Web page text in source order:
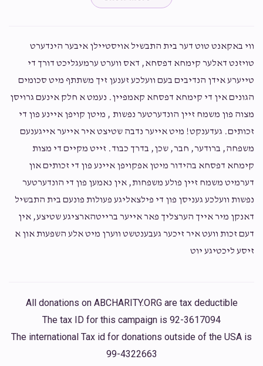
2 years ago $26.00
Hershy Lefkowitz אברהם דוד לאקס שיינדל לאקס
2 years ago $15.00
Yanky Mittelman אברהם דוד לאקס שיינדל לאקס
2 years ago $26.00
$18.00
ווי באקאנט טוט דער בית התבשיל אויסטיילן איבער הינדערט
טויזנט דאלער קימחא דפסחא, דאס ווערט ערמעגליכט דורך די
טייערע אידן הנדיבים בעם וועלכע זענען זיך משתתף מיט סכומים
הגונים אין די קימחא דפסחא קאמפיין. נעמט א חלק אינעם גרויסן
מצוה פון משמח זיין הונדערטער נפשות , מיטן קויפן איינע פון די
זכותים. געדענקט! מיט אייער נדבה שטיצט איר אייער אייגענעם
משפחה, ברודער, חבר, שכן, בדרך כבוד. זייט מקיים די מצות
קימחא דפסחא בהידור מיטן אפקויפן איינע פון די זכותים און
דערמיט משמח זיין פולע משפחות, אין נאמען פון די הונדערטער
נפשות וועלכע געניסן פון די פילצאליגע פעולות פונעם בית התבשיל
דאנקן מיר אייך הערצליך פאר אייער ברייטהארציגע שטיצע, אין
דעם זכות וועט איר זיכער געבענטשט ווערן מיט אלע השפעות און א
זיסע ליכטיגע יוט
All donations on ABCHARITY.ORG are tax deductible
The tax ID for this campaign is 92-3617094
The international Tax id for donations outside of the USA is
99-4322663